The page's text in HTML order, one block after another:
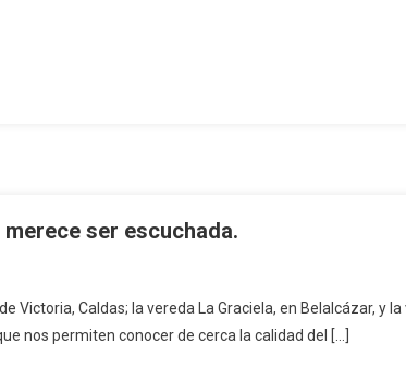
ser escuchada.
Victoria, Caldas; la vereda La Graciela, en Belalcázar, y la
nos permiten conocer de cerca la calidad del […]